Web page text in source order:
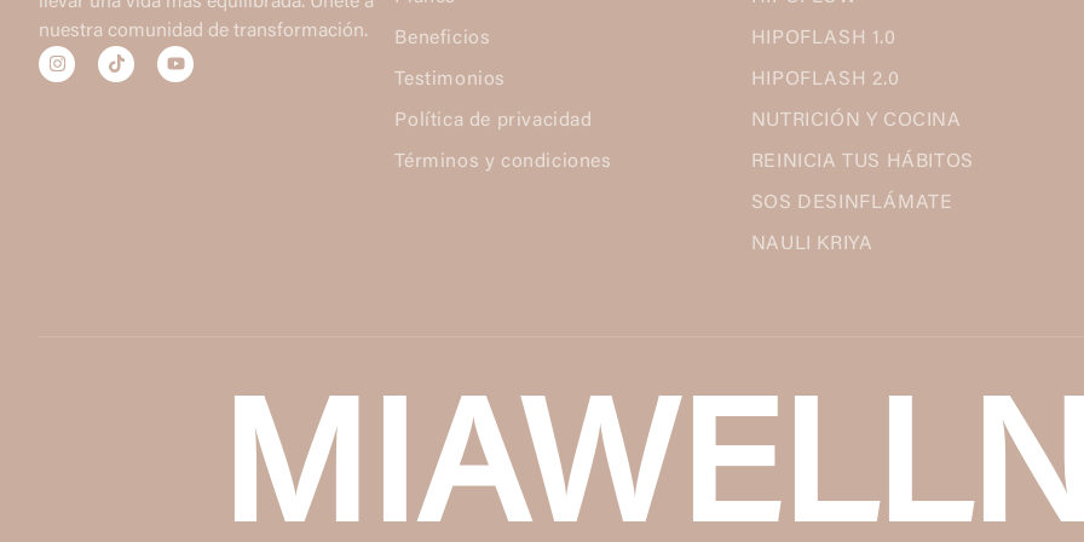
nuestra comunidad de transformación.
Beneficios
Testimonios
Política de privacidad
Términos y condiciones
HIPOFLASH 1.0
HIPOFLASH 2.0
NUTRICIÓN Y COCINA
REINICIA TUS HÁBITOS
SOS DESINFLÁMATE
NAULI KRIYA